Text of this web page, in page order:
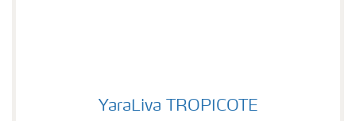
YaraLiva TROPICOTE